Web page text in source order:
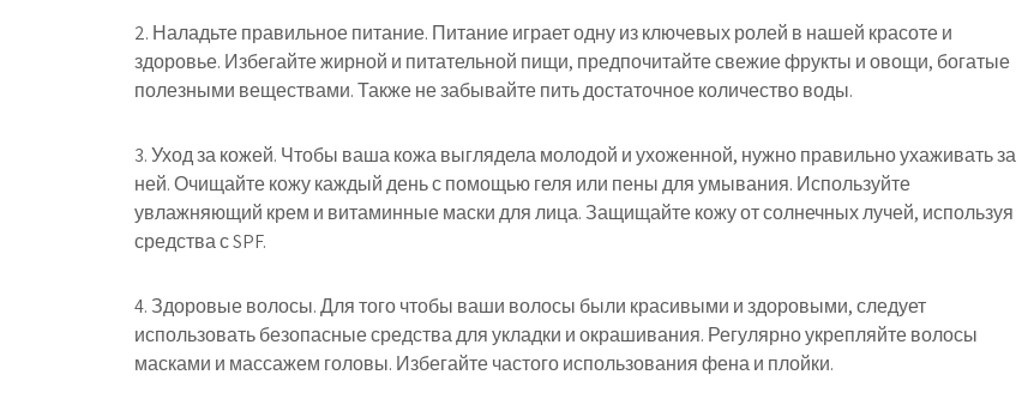
2. Наладьте правильное питание. Питание играет одну из ключевых ролей в нашей красоте и
здоровье. Избегайте жирной и питательной пищи, предпочитайте свежие фрукты и овощи, богатые
полезными веществами. Также не забывайте пить достаточное количество воды.
3. Уход за кожей. Чтобы ваша кожа выглядела молодой и ухоженной, нужно правильно ухаживать за
ней. Очищайте кожу каждый день с помощью геля или пены для умывания. Используйте
увлажняющий крем и витаминные маски для лица. Защищайте кожу от солнечных лучей, используя
средства с SPF.
4. Здоровые волосы. Для того чтобы ваши волосы были красивыми и здоровыми, следует
использовать безопасные средства для укладки и окрашивания. Регулярно укрепляйте волосы
масками и массажем головы. Избегайте частого использования фена и плойки.